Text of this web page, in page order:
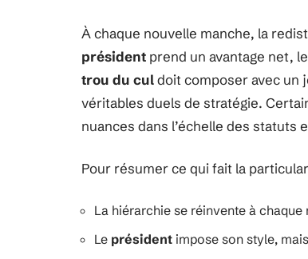
À chaque nouvelle manche, la
président prend un avantage net, le
trou du culdoit composer avec un
véritables duels de stratégie.
nuances dans l’échelle des statuts
Pour résumer ce qui fait la
La hiérarchie se réinvente à
Le président impose son style,